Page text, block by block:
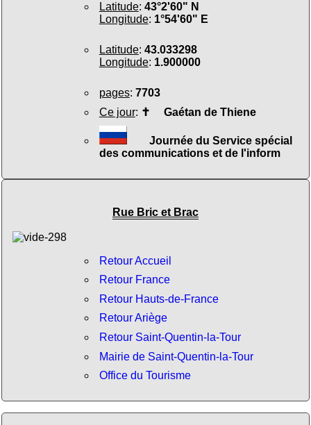
Latitude: 43°2'60" N
Longitude: 1°54'60" E
Latitude: 43.033298
Longitude: 1.900000
pages: 7703
Ce jour: ✝ Gaétan de Thiene
Journée du Service spécial
des communications et de l'inform
Rue Bric et Brac
Retour Accueil
Retour France
Retour Hauts-de-France
Retour Ariège
Retour Saint-Quentin-la-Tour
Mairie de Saint-Quentin-la-Tour
Office du Tourisme